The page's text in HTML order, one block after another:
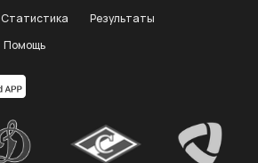
Статистика
Результаты
Помощь